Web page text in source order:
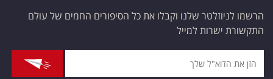
הרשמו לניוזלטר שלנו וקבלו את כל הסיפורים החמים של עולם
התקשורת ישרות למייל